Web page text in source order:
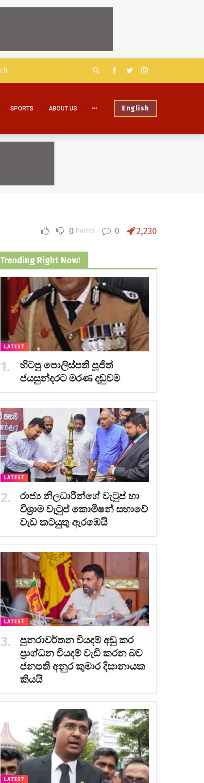
SPORTS ABOUT US English
0 Points 0 2,230
Trending Right Now!
LATEST
හිටපු පොලිස්පති පූජිත්
ජයසුන්දරට මරණ දඬුවම
LATEST
රාජ්‍ය නිලධාරීන්ගේ වැටුප් හා
විශ්‍රාම වැටුප් කොමිෂන් සභාවේ
වැඩ කටයුතු ඇරඹෙයි
LATEST
පුනරාවර්තන වියදම් අඩු කර
ප්‍රාග්ධන වියදම් වැඩි කරන බව
ජනපති අනුර කුමාර දිසානායක
කියයි
LATEST